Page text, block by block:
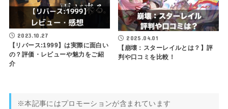
2023.10.27
【リバース:1999】は実際に面白い
の？評価・レビューや魅力をご紹
介
2025.04.01
【崩壊：スターレイルとは？】評
判や口コミを比較！
※本記事にはプロモーションが含まれています